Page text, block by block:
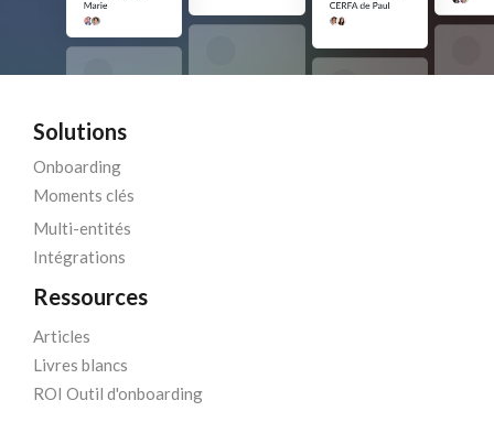
Solutions
Onboarding
Moments clés
Multi-entités
Intégrations
Ressources
Articles
Livres blancs
ROI Outil d'onboarding